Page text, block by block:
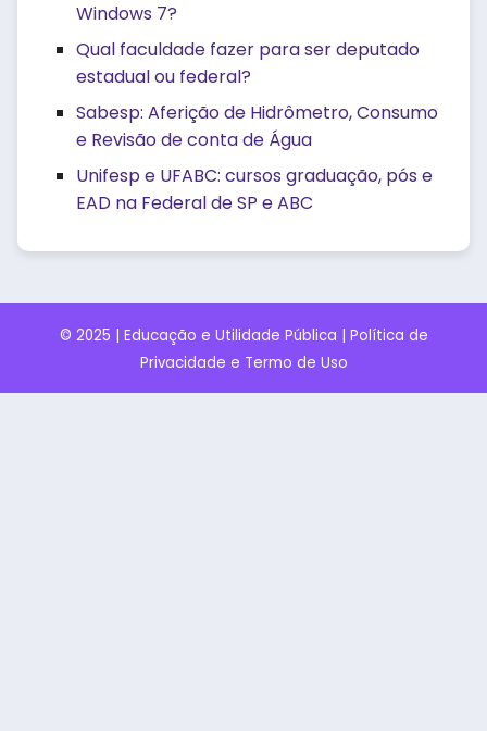
Windows 7?
Qual faculdade fazer para ser deputado
estadual ou federal?
Sabesp: Aferição de Hidrômetro, Consumo
e Revisão de conta de Água
Unifesp e UFABC: cursos graduação, pós e
EAD na Federal de SP e ABC
© 2025 | Educação e Utilidade Pública | Política de
Privacidade e Termo de Uso